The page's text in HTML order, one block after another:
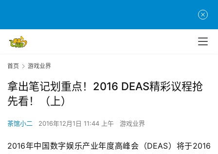
首页 游戏业界
拿出笔记划重点！2016 DEAS精彩议程抢
先看！（上）
茶馆小二 2016年12月1日 11:44 上午 游戏业界
2016年中国数字娱乐产业年度高峰会（DEAS）将于2016